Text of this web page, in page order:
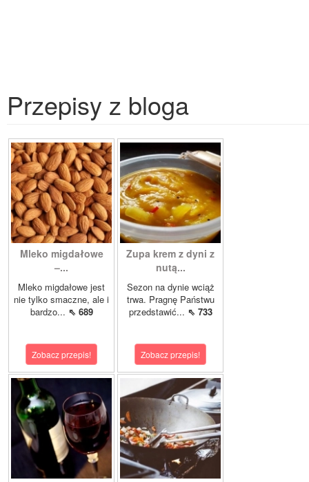
Przepisy z bloga
Mleko migdałowe
–...
Mleko migdałowe jest
nie tylko smaczne, ale i
bardzo... ⇖ 689
Zobacz przepis!
Zupa krem z dyni z
nutą...
Sezon na dynie wciąż
trwa. Pragnę Państwu
przedstawić... ⇖ 733
Zobacz przepis!